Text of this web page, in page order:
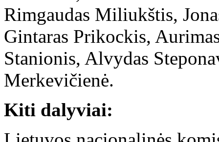
Rimgaudas Miliukštis,
Gintaras Prikockis,
Stanionis, Alvydas
Merkevičienė.
Kiti dalyviai: